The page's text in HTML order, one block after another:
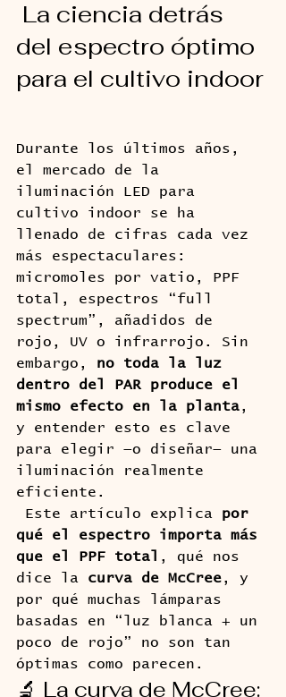
del espectro óptimo
para el cultivo indoor
Durante los últimos años,
el mercado de la
iluminación LED para
cultivo indoor se ha
llenado de cifras cada vez
más espectaculares:
micromoles por vatio, PPF
total, espectros “full
spectrum”, añadidos de
rojo, UV o infrarrojo. Sin
embargo, no toda la luz
dentro del PAR produce el
mismo efecto en la planta,
y entender esto es clave
para elegir —o diseñar— una
iluminación realmente
eficiente.
Este artículo explica por
qué el espectro importa más
que el PPF total
, qué nos
dice la curva de McCree, y
por qué muchas lámparas
basadas en “luz blanca + un
poco de rojo” no son tan
óptimas como parecen.
🔬 La curva de McCree: